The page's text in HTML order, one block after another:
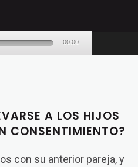
Audio
Player
00:00
A LOS HIJOS
CONSENTIMIENTO?
con su anterior pareja, y